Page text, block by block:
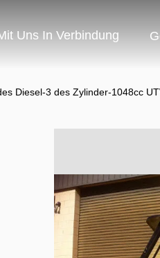
Uns In Verbindung
Diesel-3 des Zylinder-1048cc